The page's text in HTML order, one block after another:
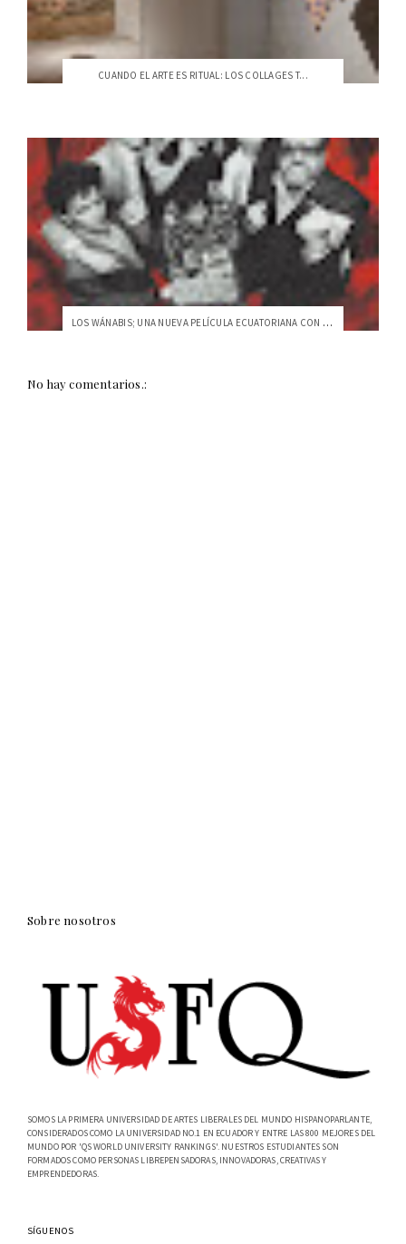
CUANDO EL ARTE ES RITUAL: LOS COLLAGES T...
LOS WÁNABIS; UNA NUEVA PELÍCULA ECUATORIANA CON SELLO USFQ
No hay comentarios.:
Sobre nosotros
SOMOS LA PRIMERA UNIVERSIDAD DE ARTES LIBERALES DEL MUNDO HISPANOPARLANTE,
CONSIDERADOS COMO LA UNIVERSIDAD NO.1 EN ECUADOR Y ENTRE LAS 800 MEJORES DEL
MUNDO POR 'QS WORLD UNIVERSITY RANKINGS'. NUESTROS ESTUDIANTES SON
FORMADOS COMO PERSONAS LIBREPENSADORAS, INNOVADORAS, CREATIVAS Y
EMPRENDEDORAS.
SÍGUENOS